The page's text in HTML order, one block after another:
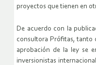
proyectos que tienen en
De acuerdo con la
consultora Prófitas, tanto
aprobación de la ley se
inversionistas